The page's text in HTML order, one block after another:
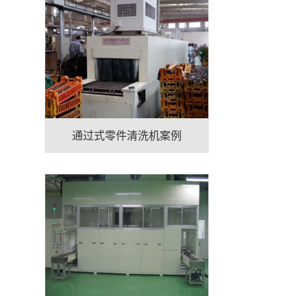
通过式零件清洗机案例